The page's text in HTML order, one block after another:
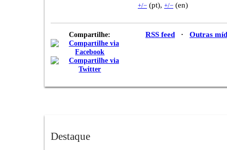
+/− (pt), +/− (en)
Compartilhe: RSS feed · Outras
Destaque